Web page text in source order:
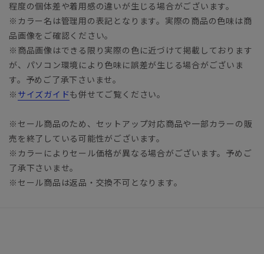
程度の個体差や着用感の違いが生じる場合がございます。
※カラー名は管理用の表記となります。実際の商品の色味は商
品画像をご確認ください。
※商品画像はできる限り実際の色に近づけて掲載しております
が、パソコン環境により色味に誤差が生じる場合がございま
す。予めご了承下さいませ。
※ サイズガイドも併せてご覧ください。
※セール商品のため、セットアップ対応商品や一部カラーの販
売を終了している可能性がございます。
※カラーによりセール価格が異なる場合がございます。予めご
了承下さいませ。
※セール商品は返品・交換不可となります。